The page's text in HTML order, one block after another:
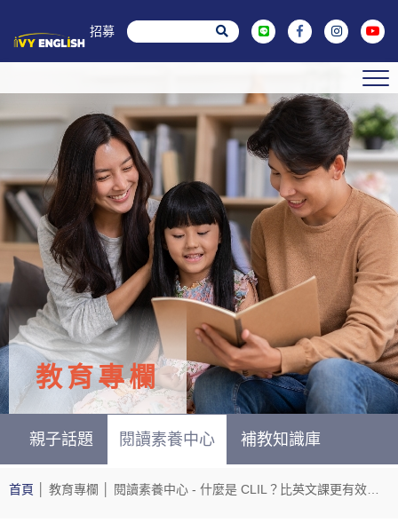
菁英招募
教育專欄
首頁 教育專欄 閱讀素養中心 - 什麼是 CLIL？比英文課更有效的語言學習法
親子話題 閱讀素養中心 補教知識庫